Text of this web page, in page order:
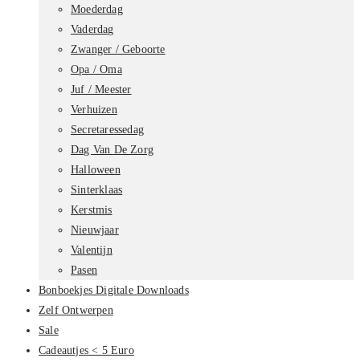
Moederdag
Vaderdag
Zwanger / Geboorte
Opa / Oma
Juf / Meester
Verhuizen
Secretaressedag
Dag Van De Zorg
Halloween
Sinterklaas
Kerstmis
Nieuwjaar
Valentijn
Pasen
Bonboekjes Digitale Downloads
Zelf Ontwerpen
Sale
Cadeautjes < 5 Euro